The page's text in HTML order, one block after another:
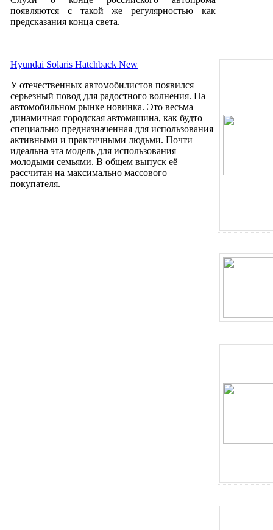
появляются с такой же регулярностью как
предсказания конца света.
Hyundai Solaris Hatchback New
У отечественных автомобилистов появился
серьезный повод для радостного волнения. На
автомобильном рынке новинка. Это весьма
динамичная городская автомашина, как будто
специально предназначенная для использования
активными и практичными людьми. Почти
идеальна эта модель для использования
молодыми семьями. В общем выпуск её
рассчитан на максимально массового
покупателя.